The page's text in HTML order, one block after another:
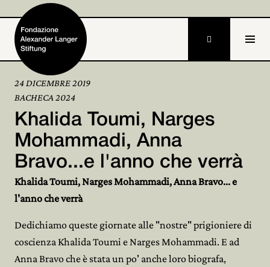
Home
Fondazione
Attività e progetti
Alexander Langer
Partecipa

24 DICEMBRE 2019
BACHECA 2024
Khalida Toumi, Narges
Mohammadi, Anna
Bravo...e l'anno che verrà
Khalida Toumi, Narges Mohammadi, Anna Bravo... e
l'anno che verrà
Dedichiamo queste giornate alle "nostre" prigioniere di
coscienza Khalida Toumi e Narges Mohammadi. E ad
Anna Bravo che è stata un po' anche loro biografa,